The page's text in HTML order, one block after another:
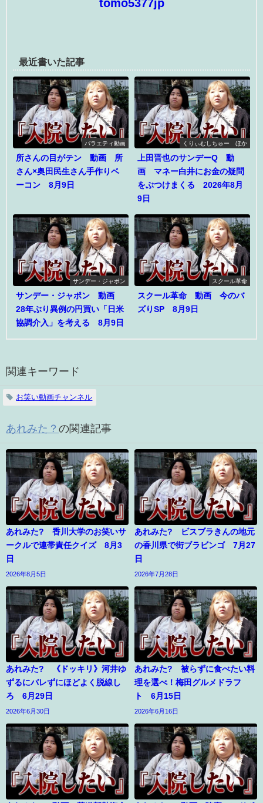
tomo5377jp
最近書いた記事
バラエティ動画
所さんの目がテン 動画 所
さん×奥田民生さん手作りベ
ーコン 8月9日
くりぃむしちゅー ほか
上田晋也のサンデーQ 動
画 マネー白井にお金の疑問
をぶつけまくる 2026年8月
9日
サンデー・ジャポン
サンデー・ジャポン 動画
28年ぶり異例の円買い「日米
協調介入」を考える 8月9日
スクール革命
スクール革命 動画 今のバ
ズりSP 8月9日
関連キーワード
お笑い動画チャンネル
あれみた？ の関連記事
あれみた? 香川大学のお笑いサ
ークルで連帯責任クイズ 8月3
日
2026年8月5日
あれみた? ビスブラきんの地元
の香川県で街ブラビンゴ 7月27
日
2026年7月28日
あれみた? 《ドッキリ》河井ゆ
ずるにバレずにほどよく脱線し
ろ 6月29日
2026年6月30日
あれみた? 被らずに食べたい料
理を選べ！梅田グルメドラフ
ト 6月15日
2026年6月16日